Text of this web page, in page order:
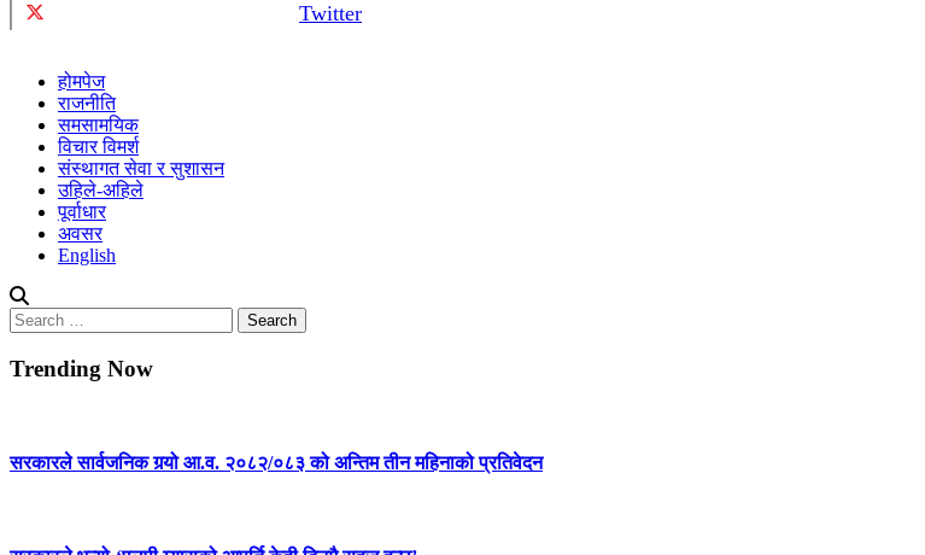
Twitter
होमपेज
राजनीति
समसामयिक
विचार विमर्श
संस्थागत सेवा र सुशासन
उहिले-अहिले
पूर्वाधार
अवसर
English
Search
for:
Trending Now
सरकारले सार्वजनिक गर्‍यो आ.व. २०८२/०८३ को अन्तिम तीन महिनाको प्रतिवेदन